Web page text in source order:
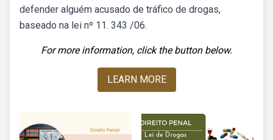
defender alguém acusado de tráfico de drogas,
baseado na lei nº 11. 343 /06.
For more information, click the button below.
LEARN MORE